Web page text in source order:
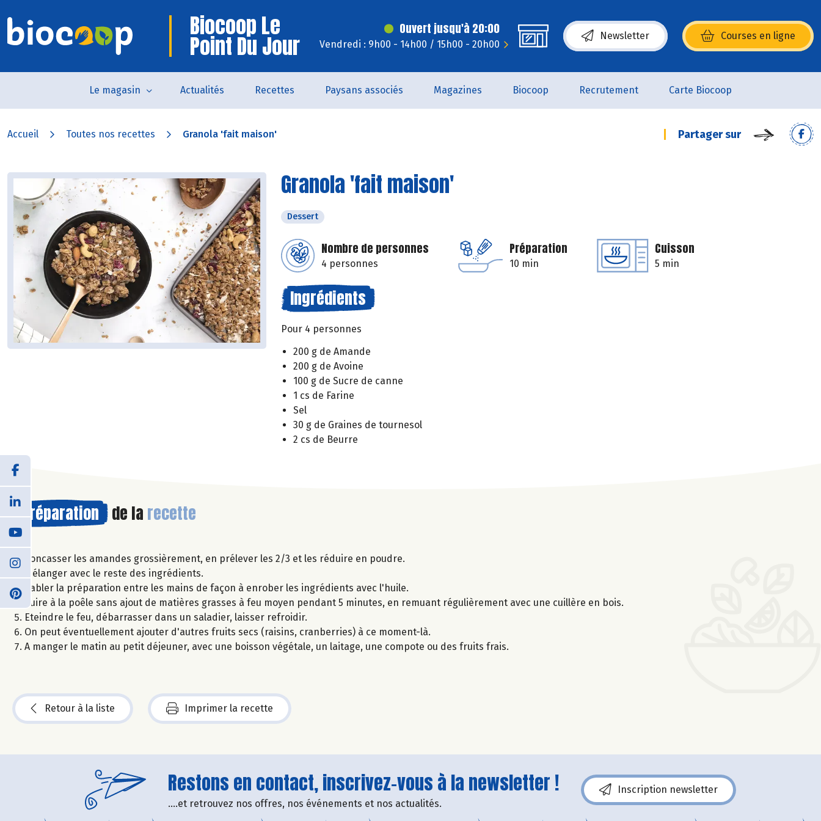
Biocoop Le
Point Du Jour
Ouvert jusqu'à 20:00
Vendredi : 9h00 - 14h00 / 15h00 - 20h00
Newsletter Courses en ligne
(s’ouvre dans une nouvelle fenêtre)
Le magasin Actualités Recettes Paysans associés Magazines Biocoop Recrutement Carte Biocoop
Accueil Toutes nos recettes Granola 'fait maison' Partager sur
Granola 'fait maison'
Dessert
Nombre de personnes
4 personnes
Préparation
10 min
Cuisson
5 min
Ingrédients
Pour 4 personnes
200 g de Amande
200 g de Avoine
100 g de Sucre de canne
1 cs de Farine
Sel
30 g de Graines de tournesol
2 cs de Beurre
Préparation de la recette
Concasser les amandes grossièrement, en prélever les 2/3 et les réduire en poudre.
Mélanger avec le reste des ingrédients.
Sabler la préparation entre les mains de façon à enrober les ingrédients avec l'huile.
Cuire à la poêle sans ajout de matières grasses à feu moyen pendant 5 minutes, en remuant régulièrement avec une cuillère en bois.
Eteindre le feu, débarrasser dans un saladier, laisser refroidir.
On peut éventuellement ajouter d'autres fruits secs (raisins, cranberries) à ce moment-là.
A manger le matin au petit déjeuner, avec une boisson végétale, un laitage, une compote ou des fruits frais.
Retour à la liste Imprimer la recette
Restons en contact, inscrivez-vous à la newsletter !
....et retrouvez nos offres, nos événements et nos actualités.
Inscription newsletter